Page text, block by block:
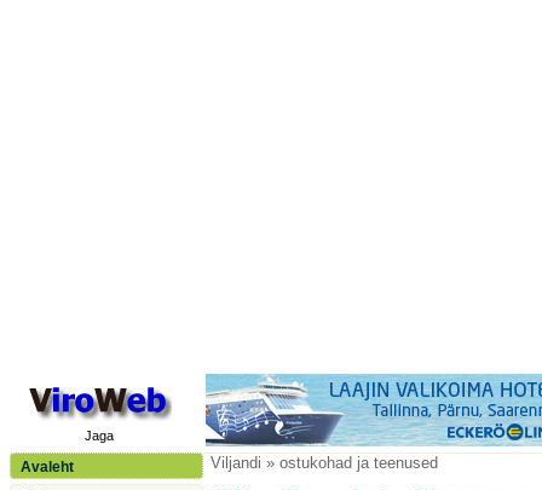
Jaga
Avaleht
Viljandi » ostukohad ja teenused